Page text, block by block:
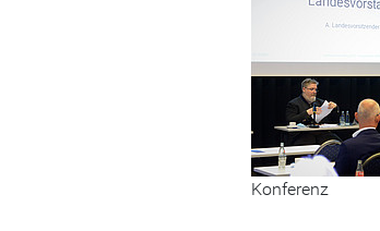
Konferenz